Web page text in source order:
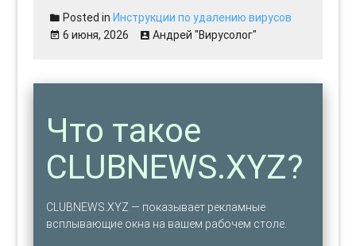
Posted inИнструкции по удалению вирусов
6 июня, 2026
Андрей "Вирусолог"
Что такое
CLUBNEWS.XYZ?
CLUBNEWS.XYZ — показывает рекламные
всплывающие окна на вашем рабочем столе.